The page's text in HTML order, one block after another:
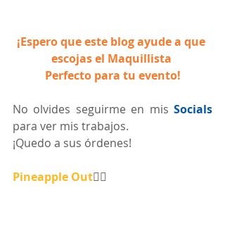
¡Espero que este blog ayude a que
escojas el Maquillista
Perfecto para tu evento!
No olvides seguirme en mis
para ver mis trabajos.
¡Quedo a sus órdenes!
Pineapple Out✌🏼